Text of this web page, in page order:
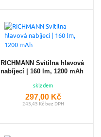
RICHMANN Svítilna hlavová
nabíjecí | 160 lm, 1200 mAh
skladem
297,00 Kč
245,45 Kč bez DPH